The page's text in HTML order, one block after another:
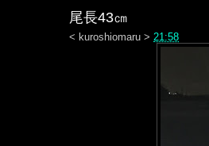
尾長43㎝
< kuroshiomaru > 21:58